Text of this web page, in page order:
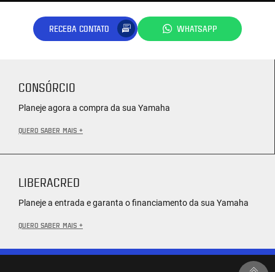
RECEBA CONTATO WHATSAPP
CONSÓRCIO
Planeje agora a compra da sua Yamaha
QUERO SABER MAIS +
LIBERACRED
Planeje a entrada e garanta o financiamento da sua Yamaha
QUERO SABER MAIS +